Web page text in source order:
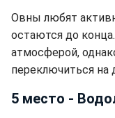
Овны любят
остаются до
атмосферой,
переключиться на
5 место -